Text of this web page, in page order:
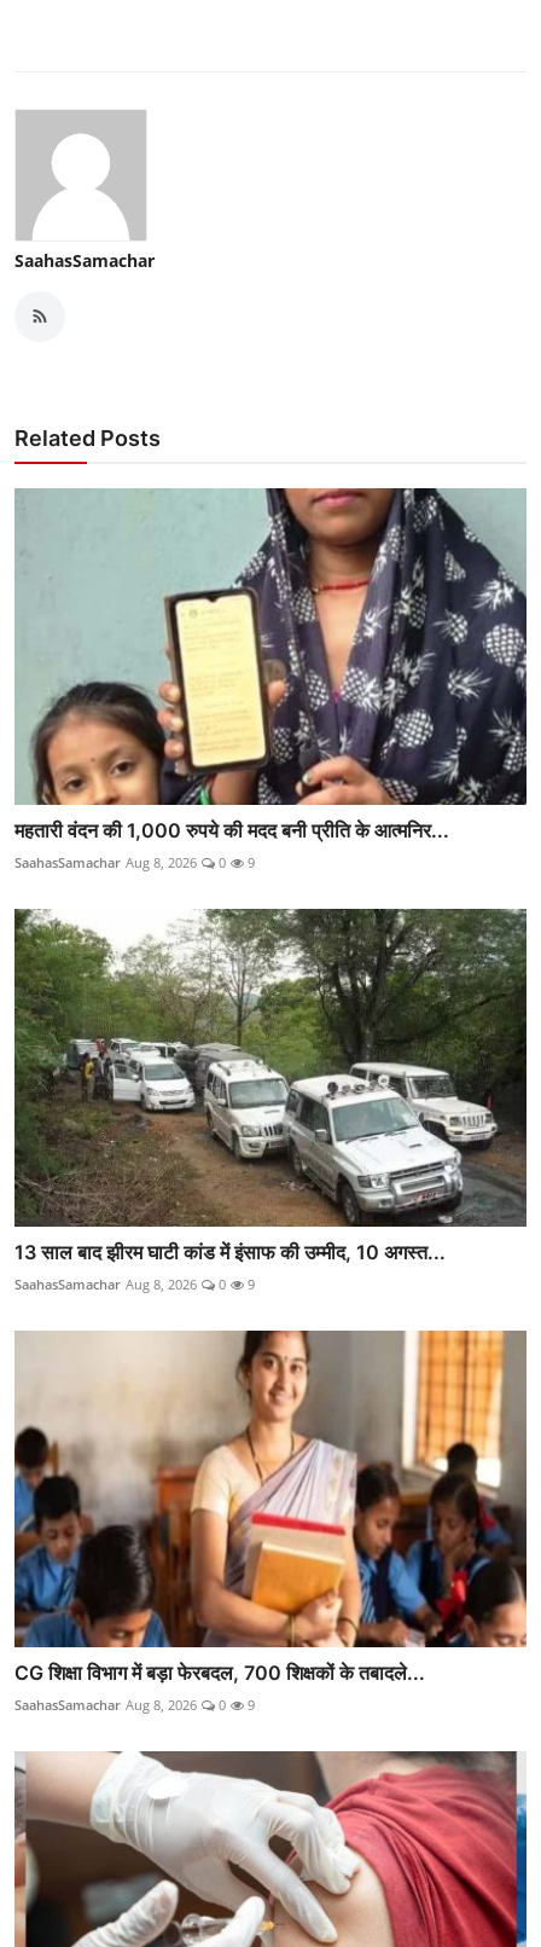
SaahasSamachar
Related Posts
महतारी वंदन की 1,000 रुपये की मदद बनी प्रीति के आत्मनिर...
SaahasSamachar Aug 8, 2026 0 9
13 साल बाद झीरम घाटी कांड में इंसाफ की उम्मीद, 10 अगस्त...
SaahasSamachar Aug 8, 2026 0 9
CG शिक्षा विभाग में बड़ा फेरबदल, 700 शिक्षकों के तबादले...
SaahasSamachar Aug 8, 2026 0 9